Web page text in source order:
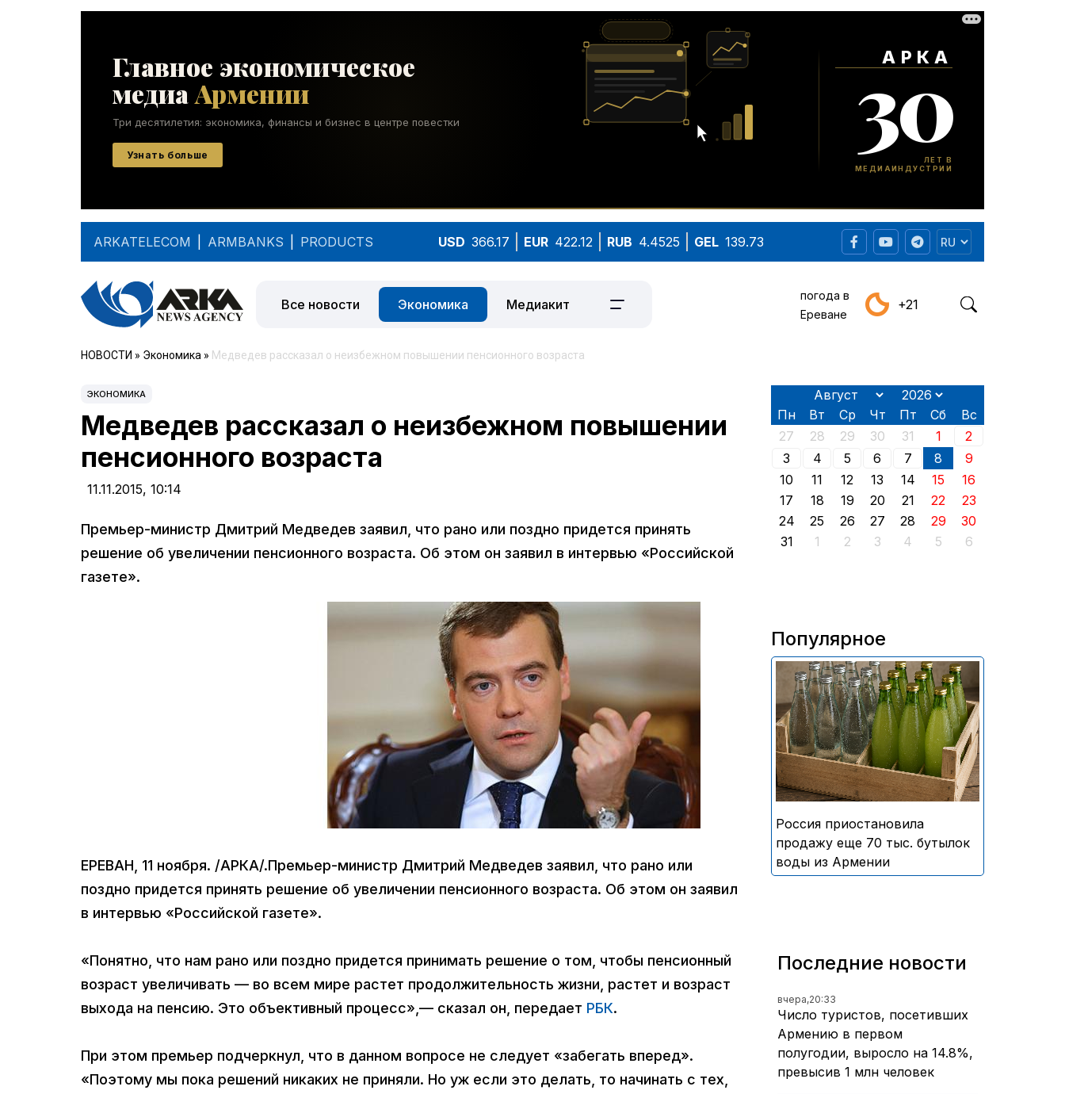
ARKATELECOM ARMBANKS PRODUCTS USD 366.17 EUR 422.12 RUB 4.4525 GEL 139.73
Все новости Экономика Медиакит
погода в
Ереване
+21
НОВОСТИ » Экономика » Медведев рассказал о неизбежном повышении пенсионного возраста
ЭКОНОМИКА
Медведев рассказал о неизбежном повышении
пенсионного возраста
11.11.2015, 10:14
Премьер-министр Дмитрий Медведев заявил, что рано или поздно придется принять
решение об увеличении пенсионного возраста. Об этом он заявил в интервью «Российской
газете».
ЕРЕВАН, 11 ноября. /АРКА/.Премьер-министр Дмитрий Медведев заявил, что рано или
поздно придется принять решение об увеличении пенсионного возраста. Об этом он заявил
в интервью «Российской газете».
«Понятно, что нам рано или поздно придется принимать решение о том, чтобы пенсионный
возраст увеличивать — во всем мире растет продолжительность жизни, растет и возраст
выхода на пенсию. Это объективный процесс»,— сказал он, передает РБК.
При этом премьер подчеркнул, что в данном вопросе не следует «забегать вперед».
«Поэтому мы пока решений никаких не приняли. Но уж если это делать, то начинать с тех,
Пн Вт Ср Чт Пт Сб
Вс
27
28 29 30 31 1
2
3
4 5 6 7 8
9
10
11 12 13 14 15
16
17
18 19 20 21 22
23
24
25 26 27 28 29
30
31
1 2 3 4 5 6
Популярное
В России приостановили
продажу более 70 тыс.
бутылок питьевой воды и
безалкогольных напитков
армянского производства
Россия приостановила
продажу еще 70 тыс. бутылок
воды из Армении
Последние новости
вчера,20:33
Число туристов, посетивших
Армению в первом
полугодии, выросло на 14.8%,
превысив 1 млн человек